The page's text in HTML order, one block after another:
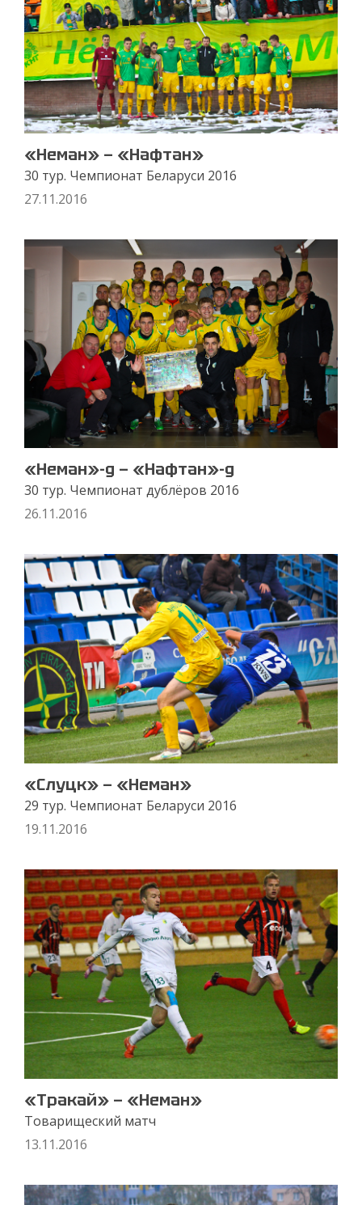
«Неман» — «Нафтан»
30 тур. Чемпионат Беларуси 2016
27.11.2016
«Неман»-д — «Нафтан»-д
30 тур. Чемпионат дублёров 2016
26.11.2016
«Слуцк» — «Неман»
29 тур. Чемпионат Беларуси 2016
19.11.2016
«Тракай» — «Неман»
Товарищеский матч
13.11.2016